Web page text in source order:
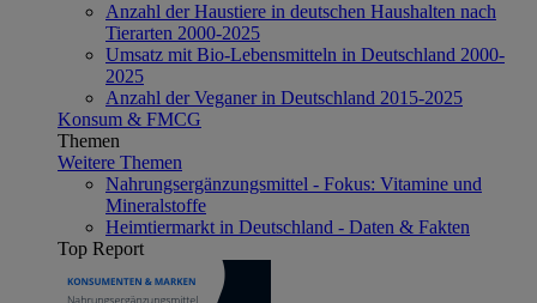
Anzahl der Haustiere in deutschen Haushalten nach
Tierarten 2000-2025
Umsatz mit Bio-Lebensmitteln in Deutschland 2000-
2025
Anzahl der Veganer in Deutschland 2015-2025
Konsum & FMCG
Themen
Weitere Themen
Nahrungsergänzungsmittel - Fokus: Vitamine und
Mineralstoffe
Heimtiermarkt in Deutschland - Daten & Fakten
Top Report